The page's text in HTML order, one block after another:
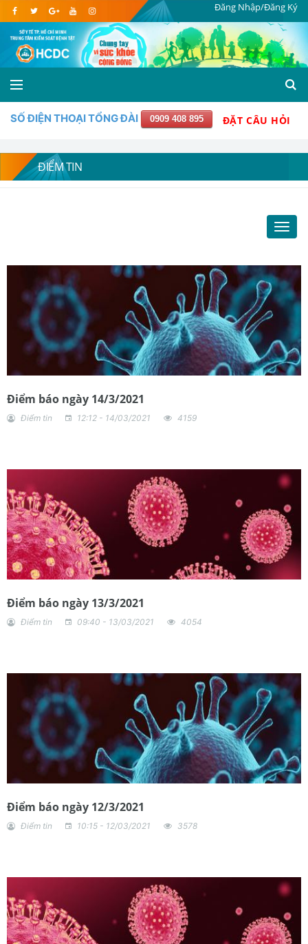
Đăng Nhập/Đăng Ký
SỐ ĐIỆN THOẠI TỔNG ĐÀI 0909 408 895 ĐẶT CÂU HỎI
ĐIỂM TIN
Điểm báo ngày 14/3/2021
Điểm tin 12:12 - 14/03/2021 4159
Điểm báo ngày 13/3/2021
Điểm tin 09:40 - 13/03/2021 4054
Điểm báo ngày 12/3/2021
Điểm tin 10:15 - 12/03/2021 3578